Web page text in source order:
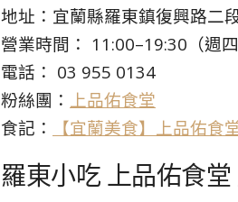
地址：宜蘭縣羅東鎮復興路二
營業時間： 11:00–19:30（週四
電話： 03 955 0134
粉絲團：
上品佑食堂
食記：
【宜蘭美食】上品佑
羅東小吃 上品佑食